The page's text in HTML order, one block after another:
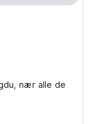
nær alle de